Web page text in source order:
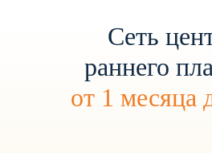
Сеть
раннего
от 1 месяца